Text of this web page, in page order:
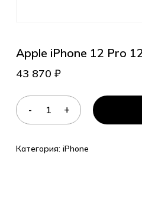
Apple iPhone 12 Pro
43 870 ₽
Категория: iPhone